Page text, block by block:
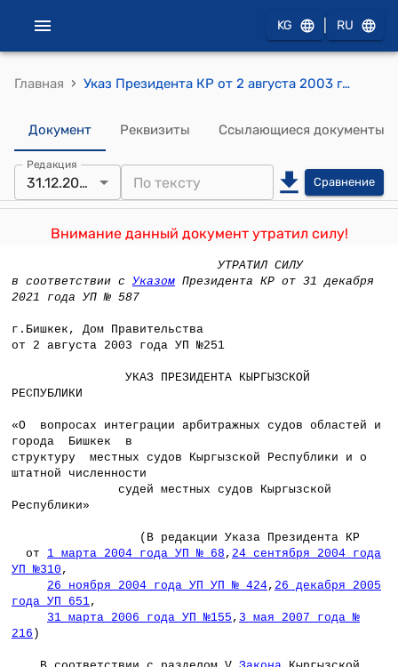
KG RU
Главная › Указ Президента КР от 2 августа 2003 года №251 «О вопросах интеграции арбитражных судов областей и города Бишкек в структуру местных судов Кыргызской Республики и о штатной численности судей местных судов Кыргызской Республики» "
Документ Реквизиты Ссылающиеся документы
Редакция
31.12.2021 Сравнение
Внимание данный документ утратил силу!